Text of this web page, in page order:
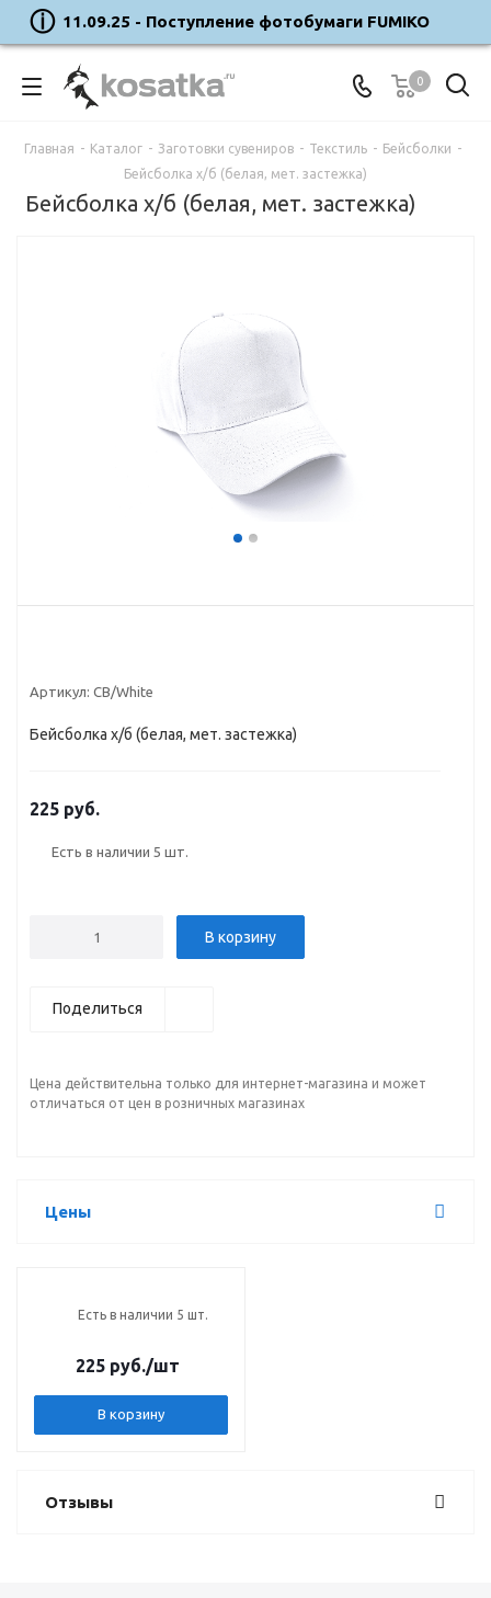
11.09.25 - Поступление фотобумаги FUMIKO
0
Главная - Каталог - Заготовки сувениров - Текстиль - Бейсболки -
Бейсболка х/б (белая, мет. застежка)
Бейсболка х/б (белая, мет. застежка)
Артикул: CB/White
Бейсболка х/б (белая, мет. застежка)
225 руб.
Есть в наличии 5 шт.
В корзину
Поделиться
Цена действительна только для интернет-магазина и может
отличаться от цен в розничных магазинах
Цены
Есть в наличии 5 шт.
225 руб./шт
В корзину
Отзывы